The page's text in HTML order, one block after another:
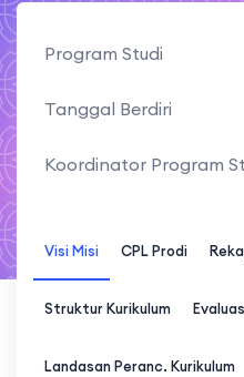
Program Studi
Tanggal Berdiri
Koordinator Program
Visi Misi CPL Prodi
Struktur Kurikulum
Landasan Peranc. Kurikulum